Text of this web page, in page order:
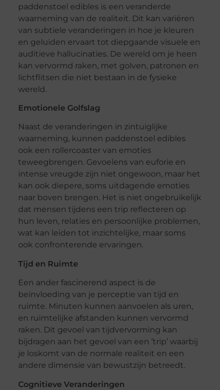
paddenstoel edibles is een veranderde
waarneming van de realiteit. Dit kan variëren
van subtiele veranderingen in hoe je kleuren
en geluiden ervaart tot diepgaande visuele en
auditieve hallucinaties. De wereld om je heen
kan vervormd raken, met golven, patronen en
lichtflitsen die niet bestaan in de fysieke
wereld.
Emotionele Golfslag
Naast de veranderingen in zintuiglijke
waarneming, kunnen paddenstoel edibles
ook een rollercoaster van emoties
teweegbrengen. Gevoelens van euforie en
intense vreugde zijn niet ongewoon, maar het
kan ook diepere, soms uitdagende emoties
naar boven brengen. Het is niet ongebruikelijk
dat mensen tijdens een trip reflecteren op
hun leven, relaties en persoonlijke problemen,
wat kan leiden tot inzichtelijke, maar soms
ook confronterende ervaringen.
Tijd en Ruimte
Een ander fascinerend aspect is de
beïnvloeding van je perceptie van tijd en
ruimte. Minuten kunnen aanvoelen als uren,
en ruimtelijke afstanden kunnen vervormd
raken. Dit gevoel van tijdvervorming kan
bijdragen aan het gevoel van een ’trip’ waarbij
je loskomt van de normale realiteit en een
andere dimensie van bewustzijn betreedt.
Cognitieve Veranderingen